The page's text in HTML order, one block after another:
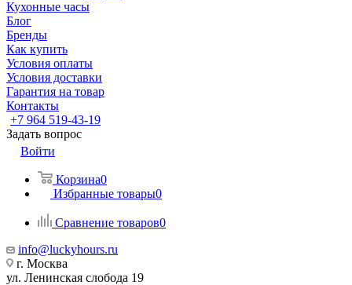
Кухонные часы
Блог
Бренды
Как купить
Условия оплаты
Условия доставки
Гарантия на товар
Контакты
+7 964 519-43-19
Задать вопрос
Войти
Корзина0
Избранные товары0
Сравнение товаров0
info@luckyhours.ru
г. Москва
ул. Ленинская слобода 19